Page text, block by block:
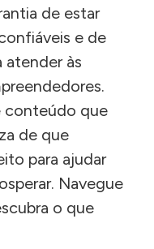
de estar
e de
atender às
conteúdo que
de que
para ajudar
Navegue
o que